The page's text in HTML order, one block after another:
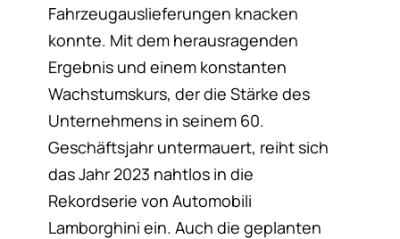
Fahrzeugauslieferungen knacken
konnte. Mit dem herausragenden
Ergebnis und einem konstanten
Wachstumskurs, der die Stärke des
Unternehmens in seinem 60.
Geschäftsjahr untermauert, reiht sich
das Jahr 2023 nahtlos in die
Rekordserie von Automobili
Lamborghini ein. Auch die geplanten